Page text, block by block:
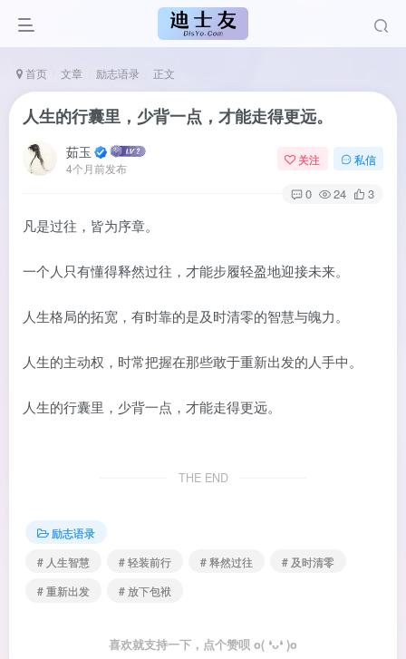
首页 文章 励志语录 正文
人生的行囊里，少背一点，才能走得更远。
茹玉
4个月前发布
关注 私信
0 24 3
凡是过往，皆为序章。
一个人只有懂得释然过往，才能步履轻盈地迎接未来。
人生格局的拓宽，有时靠的是及时清零的智慧与魄力。
人生的主动权，时常把握在那些敢于重新出发的人手中。
人生的行囊里，少背一点，才能走得更远。
THE END
励志语录
# 人生智慧
# 轻装前行 # 释然过往
# 及时清零
# 重新出发
# 放下包袱
喜欢就支持一下，点个赞呗 o( ❛ᴗ❛ )o